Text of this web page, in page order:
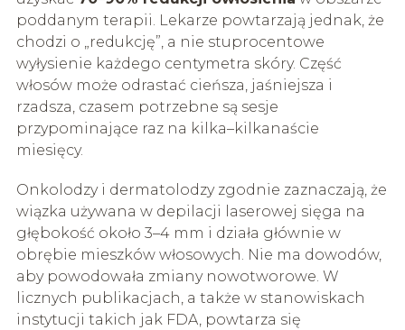
poddanym terapii. Lekarze powtarzają jednak, że
chodzi o „redukcję”, a nie stuprocentowe
wyłysienie każdego centymetra skóry. Część
włosów może odrastać cieńsza, jaśniejsza i
rzadsza, czasem potrzebne są sesje
przypominające raz na kilka–kilkanaście
miesięcy.
Onkolodzy i dermatolodzy zgodnie zaznaczają, że
wiązka używana w depilacji laserowej sięga na
głębokość około 3–4 mm i działa głównie w
obrębie mieszków włosowych. Nie ma dowodów,
aby powodowała zmiany nowotworowe. W
licznych publikacjach, a także w stanowiskach
instytucji takich jak FDA, powtarza się